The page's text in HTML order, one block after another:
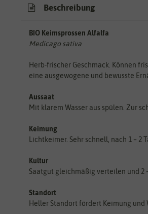
Beschreibung
BIO Keimsprossen Alfalfa
Medicago sativa
Herb-frischer Geschmack. Können
eine ausgewogene und bewusste
Aussaat
Mit klarem Wasser aus spülen. Zur
Keimung
Lichtkeimer. Sehr schnell, nach 1 – 2
Kultur
Saatgut gleichmäßig verteilen und 2
Standort
Heller Standort fördert Keimung und